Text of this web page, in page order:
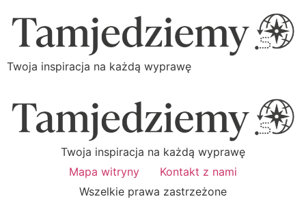
Twoja inspiracja na każdą wyprawę
Twoja inspiracja na każdą wyprawę
Mapa witryny
Kontakt z nami
Wszelkie prawa zastrzeżone